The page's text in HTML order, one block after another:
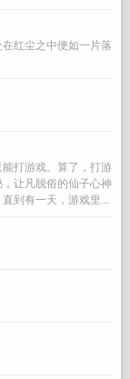
红尘之中便如一片落
打游戏。算了，打游
让凡脱俗的仙子心神
到有一天，游戏里...